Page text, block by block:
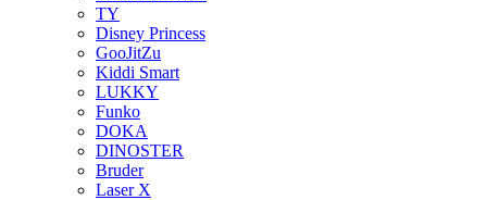
TY
Disney Princess
GooJitZu
Kiddi Smart
LUKKY
Funko
DOKA
DINOSTER
Bruder
Laser X